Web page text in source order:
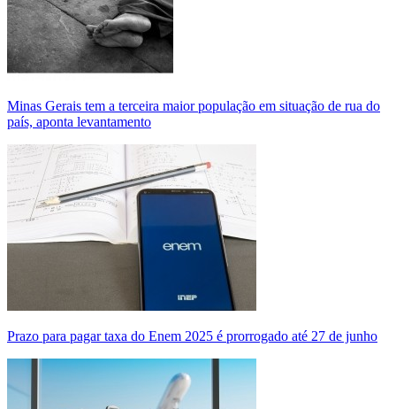
Minas Gerais tem a terceira maior população em situação de rua do
país, aponta levantamento
Prazo para pagar taxa do Enem 2025 é prorrogado até 27 de junho